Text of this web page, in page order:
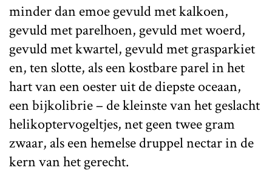
minder dan emoe gevuld met kalkoen,
gevuld met parelhoen, gevuld met woerd,
gevuld met kwartel, gevuld met grasparkiet
en, ten slotte, als een kostbare parel in het
hart van een oester uit de diepste oceaan,
een bijkolibrie – de kleinste van het geslacht
helikoptervogeltjes, net geen twee gram
zwaar, als een hemelse druppel nectar in de
kern van het gerecht.